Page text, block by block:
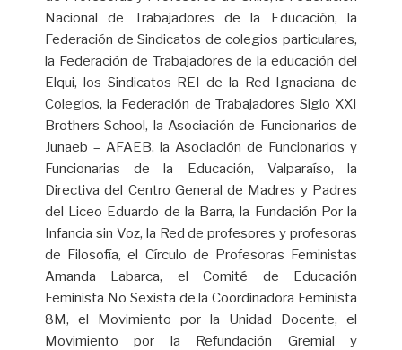
Nacional de Trabajadores de la Educación, la
Federación de Sindicatos de colegios particulares,
la Federación de Trabajadores de la educación del
Elqui, los Sindicatos REI de la Red Ignaciana de
Colegios, la Federación de Trabajadores Siglo XXI
Brothers School, la Asociación de Funcionarios de
Junaeb – AFAEB, la Asociación de Funcionarios y
Funcionarias de la Educación, Valparaíso, la
Directiva del Centro General de Madres y Padres
del Liceo Eduardo de la Barra, la Fundación Por la
Infancia sin Voz, la Red de profesores y profesoras
de Filosofía, el Círculo de Profesoras Feministas
Amanda Labarca, el Comité de Educación
Feminista No Sexista de la Coordinadora Feminista
8M, el Movimiento por la Unidad Docente, el
Movimiento por la Refundación Gremial y